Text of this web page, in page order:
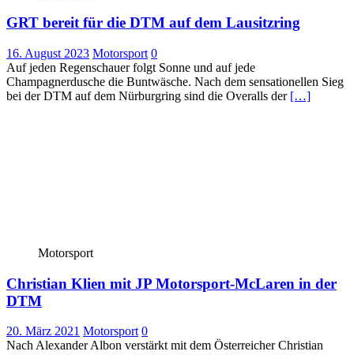
GRT bereit für die DTM auf dem Lausitzring
16. August 2023 Motorsport 0
Auf jeden Regenschauer folgt Sonne und auf jede
Champagnerdusche die Buntwäsche. Nach dem sensationellen Sieg
bei der DTM auf dem Nürburgring sind die Overalls der […]
Motorsport
Christian Klien mit JP Motorsport-McLaren in der
DTM
20. März 2021 Motorsport 0
Nach Alexander Albon verstärkt mit dem Österreicher Christian